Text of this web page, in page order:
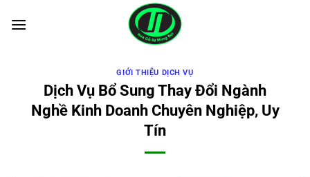
qua
GIỚI THIỆU DỊCH VỤ
Dịch Vụ Bổ Sung Thay Đổi Ngành
Nghề Kinh Doanh Chuyên Nghiệp, Uy
Tín